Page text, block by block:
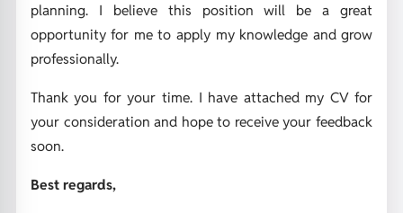
planning. I believe this position will be a great
opportunity for me to apply my knowledge and grow
professionally.
Thank you for your time. I have attached my CV for
your consideration and hope to receive your feedback
soon.
Best regards,